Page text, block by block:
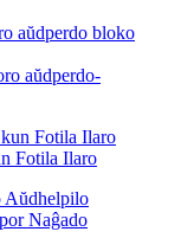
aŭdperdo-
Fotila Ilaro